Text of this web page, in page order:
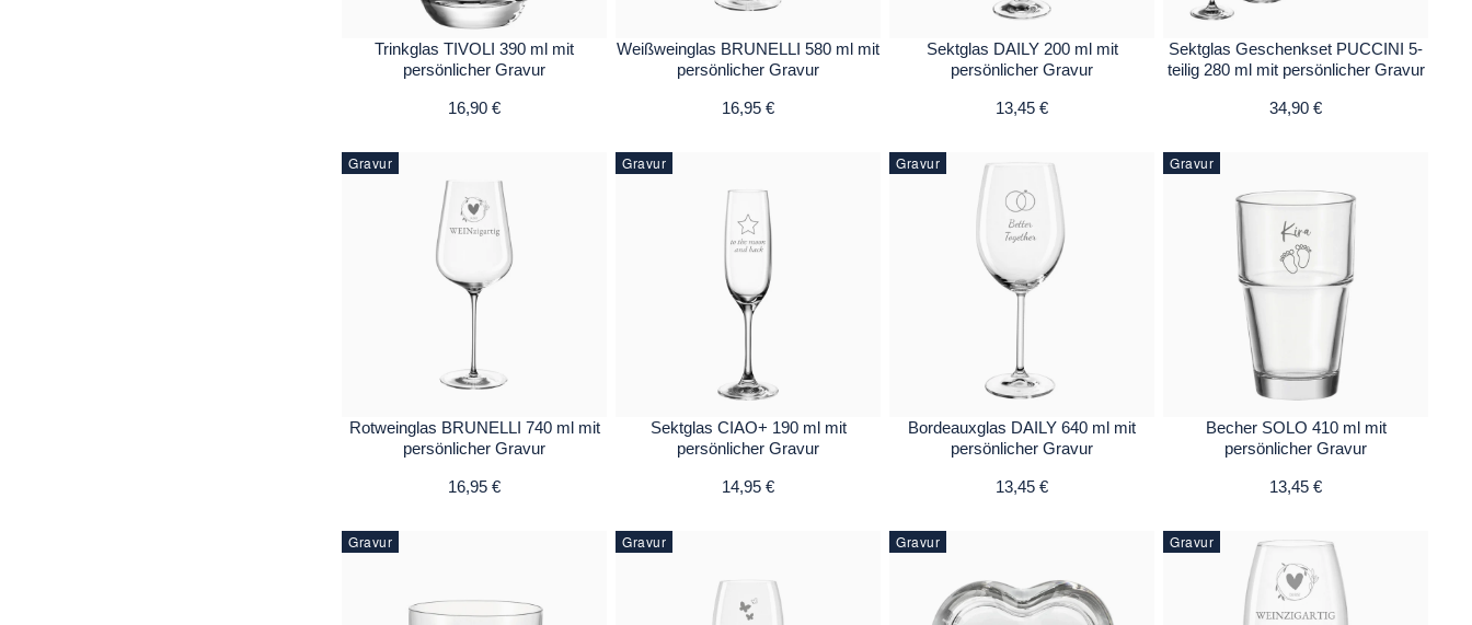
Trinkglas TIVOLI 390 ml mit
persönlicher Gravur
16,90 €
Weißweinglas BRUNELLI 580 ml mit
persönlicher Gravur
16,95 €
Sektglas DAILY 200 ml mit
persönlicher Gravur
13,45 €
Sektglas Geschenkset PUCCINI 5-
teilig 280 ml mit persönlicher Gravur
34,90 €
Gravur
Rotweinglas BRUNELLI 740 ml mit
persönlicher Gravur
16,95 €
Gravur
Sektglas CIAO+ 190 ml mit
persönlicher Gravur
14,95 €
Gravur
Bordeauxglas DAILY 640 ml mit
persönlicher Gravur
13,45 €
Gravur
Becher SOLO 410 ml mit
persönlicher Gravur
13,45 €
Gravur Gravur Gravur Gravur